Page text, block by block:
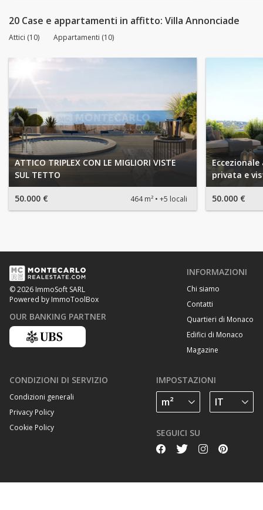
20 Case e appartamenti in affitto: Villa Annonciade
Attici (10) Appartamenti (10)
ATTICO TRIPLEX CON LE MIGLIORI VISTE
SUL TETTO
50.000 € 464 m² +5 locali
privata e
50.000 €
© 2026 ImmoSoft SARL
Powered by ImmoToolBox
OUR BANKING PARTNER
INFORMAZIONI
Chi siamo
Contatti
Quartieri di Monaco
Edifici di Monaco
Magazine
CONDIZIONI DI SERVIZIO
Condizioni generali
Privacy Policy
Cookie Policy
IMPOSTAZIONI
SEGUICI SU